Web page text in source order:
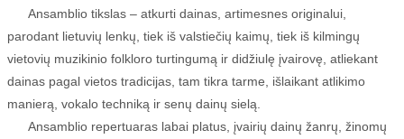
Ansamblio tikslas – atkurti dainas, artimesnes originalui,
parodant lietuvių lenkų, tiek iš valstiečių kaimų, tiek iš kilmingų
vietovių muzikinio folkloro turtingumą ir didžiulę įvairovę, atliekant
dainas pagal vietos tradicijas, tam tikra tarme, išlaikant atlikimo
manierą, vokalo techniką ir senų dainų sielą.
Ansamblio repertuaras labai platus, įvairių dainų žanrų, žinomų